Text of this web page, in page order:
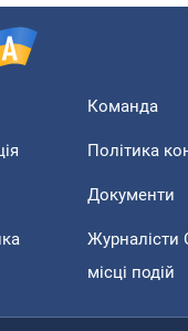
Команда
Політика
Документи
Журналісти
місці подій